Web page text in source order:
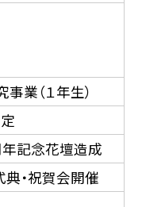
業（１年生）
記念花壇造成
・祝賀会開催